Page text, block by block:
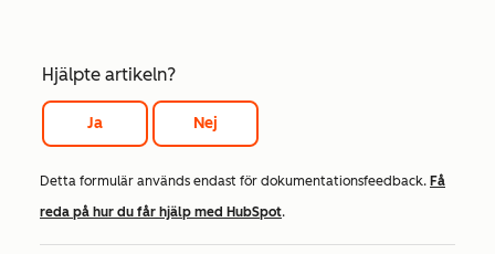
Hjälpte artikeln?
Ja Nej
Detta formulär används endast för dokumentationsfeedback. Få
reda på hur du får hjälp med HubSpot.